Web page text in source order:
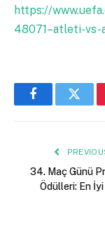
https://
48071–atleti-vs-
Facebook
34. Maç Günü
Ödülleri: En